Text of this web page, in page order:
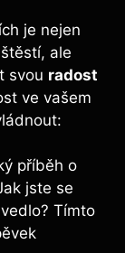
je nejen
ale
svou radost
ve vašem
příběh o
jste se
Tímto